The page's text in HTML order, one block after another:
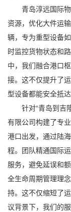
青岛淳远国际
资源，优化大件运
辆，专为重型设备
时监控货物状态和
中，我们融合港口
接。这不仅提升了
型设备都能安全抵达
针对“青岛到吉
有限公司构建了专
港口出发，通过陆
程。团队精通国际
服务，避免延误和
全生命周期管理理
持。这不仅缩短了
议背景下，我们的